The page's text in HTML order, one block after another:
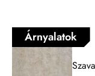
Árnyalatok